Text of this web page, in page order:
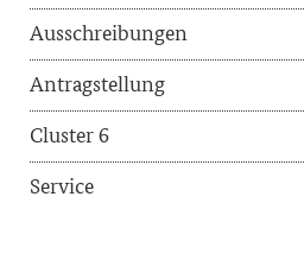
Aus­schrei­bun­gen
An­trag­stel­lung
Clus­ter 6
Ser­vice